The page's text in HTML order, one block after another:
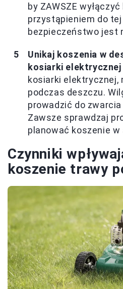
by ZAWSZE
przystąpieniem do
bezpieczeństwo jest
Unikaj koszenia w
kosiarki elektrycznej
kosiarki elektrycznej,
podczas deszczu.
prowadzić do
Zawsze sprawdzaj
planować koszenie
Czynniki
koszenie trawy